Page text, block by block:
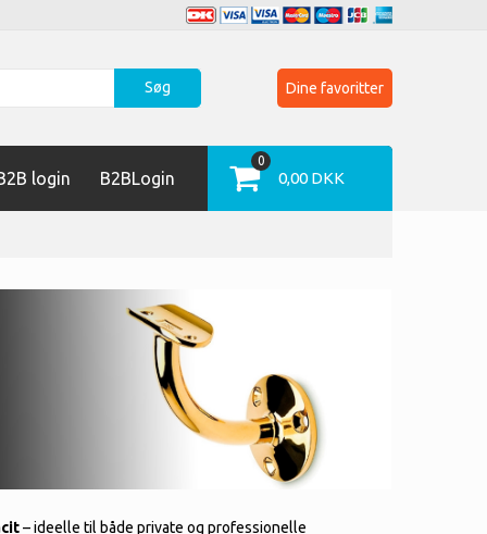
0,00 DKK
0
Søg Dine favoritter
login B2BLogin
– ideelle til både private og professionelle